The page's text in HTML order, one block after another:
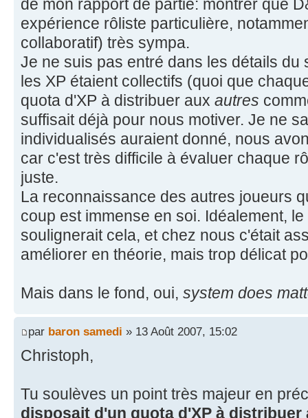
de mon rapport de partie: montrer que
expérience rôliste particulière,
collaboratif) très sympa.
Je ne suis pas entré dans les détails du
les XP étaient collectifs (quoi que
quota d'XP à distribuer aux autres
suffisait déjà pour nous motiver. Je ne
individualisés auraient donné, nous
car c'est très difficile à évaluer chaque
juste.
La reconnaissance des autres joueurs
coup est immense en soi. Idéalement,
soulignerait cela, et chez nous c'était
améliorer en théorie, mais trop délicat
Mais dans le fond, oui, system does
par baron samedi » 13 Août 2007, 15:02
Christoph,
Tu soulèves un point très majeur en
disposait d'un quota d'XP à